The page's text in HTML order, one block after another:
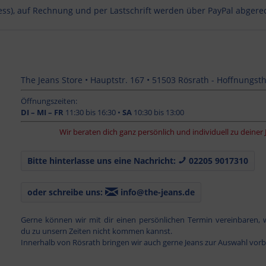
auf Rechnung und per Lastschrift werden über PayPal
The Jeans Store • Hauptstr. 167 • 51503 Rösrath -
Öffnungszeiten:
DI – MI – FR 11:30 bis 16:30 • SA10:30 bis 13:00
Wir beraten dich ganz persönlich und individuell zu deiner Jeans. •
Bitte hinterlasse uns eine Nachricht: 02205 9017310
oder schreibe uns: info@the-jeans.de
Gerne können wir mit dir einen persönlichen Termin vereinbaren,
du zu unsern Zeiten nicht kommen kannst.
Innerhalb von Rösrath bringen wir auch gerne Jeans zur Auswahl